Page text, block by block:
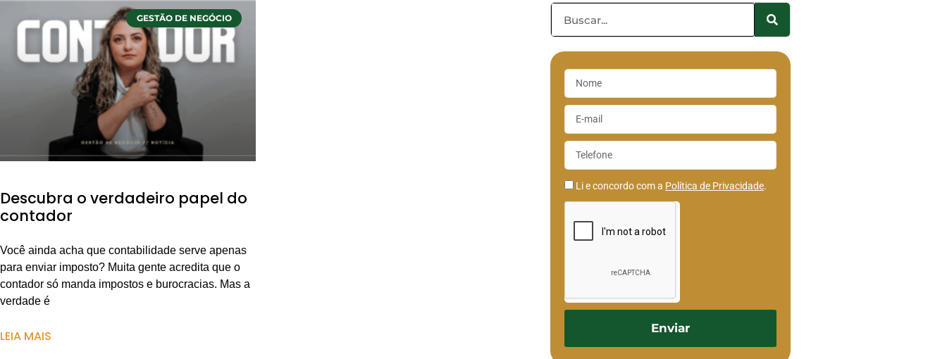
GESTÃO DE NEGÓCIO
Descubra o verdadeiro papel do
contador
Você ainda acha que contabilidade serve apenas
para enviar imposto? Muita gente acredita que o
contador só manda impostos e burocracias. Mas a
verdade é
LEIA MAIS
Li e concordo com a Política de Privacidade.
Enviar